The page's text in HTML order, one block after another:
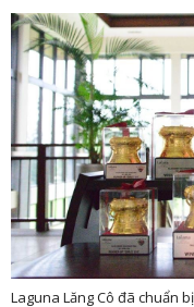
Laguna Lăng Cô đã chuẩn